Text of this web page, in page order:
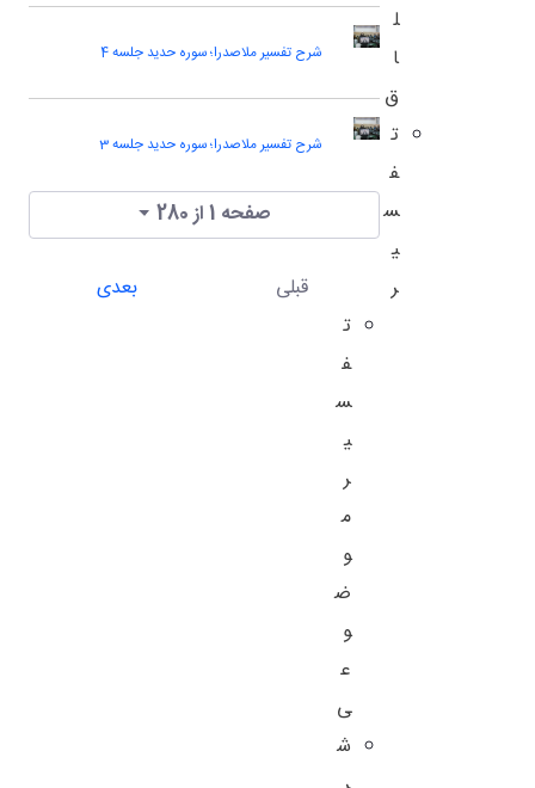
ل
ا
ق
ت
ف
س
ی
ر
ت
ف
س
ی
ر
م
و
ض
و
ع
ی
ش
شرح تفسیر ملاصدرا؛ سوره حدید جلسه 4
شرح تفسیر ملاصدرا؛ سوره حدید جلسه 3
صفحه 1 از 280
قبلی بعدی